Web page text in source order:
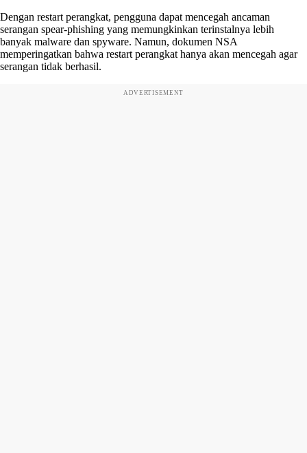
Dengan restart perangkat, pengguna dapat mencegah ancaman
serangan spear-phishing yang memungkinkan terinstalnya lebih
banyak malware dan spyware. Namun, dokumen NSA
memperingatkan bahwa restart perangkat hanya akan mencegah agar
serangan tidak berhasil.
ADVERTISEMENT